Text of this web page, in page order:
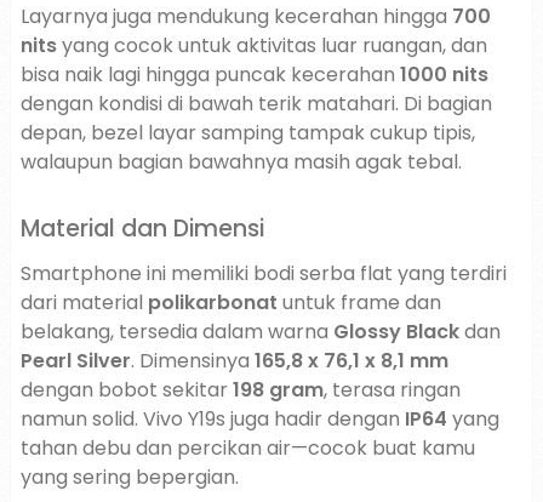
Layarnya juga mendukung kecerahan hingga 700
nitsyang cocok untuk aktivitas luar ruangan, dan
bisa naik lagi hingga puncak kecerahan 1000 nits
dengan kondisi di bawah terik matahari. Di bagian
depan, bezel layar samping tampak cukup tipis,
walaupun bagian bawahnya masih agak tebal.
Material dan Dimensi
Smartphone ini memiliki bodi serba flat yang terdiri
dari material polikarbonat untuk frame dan
belakang, tersedia dalam warna Glossy Blackdan
Pearl Silver. Dimensinya 165,8 x 76,1 x 8,1 mm
dengan bobot sekitar198 gram, terasa ringan
namun solid. Vivo Y19s juga hadir dengan IP64 yang
tahan debu dan percikan air—cocok buat kamu
yang sering bepergian.